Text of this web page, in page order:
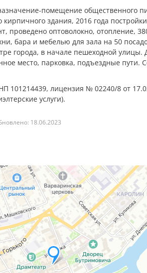
помещение общественного
кирпичного здания, 2016 года
проведено оптоволокно, отопление,
бара и мебелью для зала на 50
города, в начале пешеходной улицы.
место, парковка, подъездные пути.
101214439, лицензия № 02240/8 от
услуги).
18.06.2023